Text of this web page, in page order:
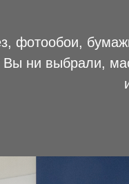
фотообои,
Вы ни выбрали,